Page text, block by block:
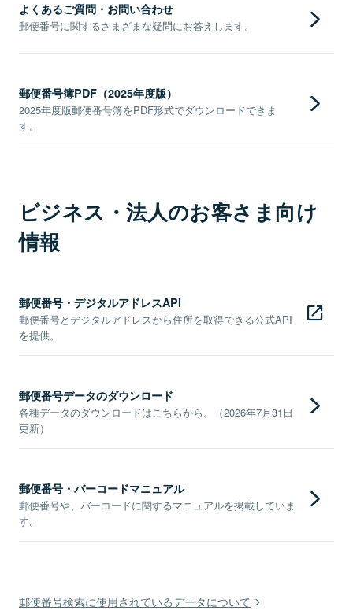
よくあるご質問・お問い合わせ
郵便番号に関するさまざまな疑問にお答えします。
郵便番号簿PDF（2025年度版）
2025年度版郵便番号簿をPDF形式でダウンロードできま
す。
ビジネス・法人のお客さま向け
情報
郵便番号・デジタルアドレスAPI
郵便番号とデジタルアドレスから住所を取得できる公式API
を提供。
郵便番号データのダウンロード
各種データのダウンロードはこちらから。（2026年7月31日
更新）
郵便番号・バーコードマニュアル
郵便番号や、バーコードに関するマニュアルを掲載していま
す。
郵便番号検索に使用されているデータについて